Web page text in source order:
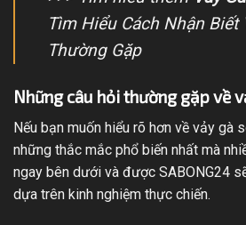
Tìm Hiểu Cách Nhận Biết
Thường Gặp
Những câu hỏi thường gặp về
Nếu bạn muốn hiểu rõ hơn về vảy gà
những thắc mắc phổ biến nhất mà
ngay bên dưới và được SABONG24
dựa trên kinh nghiệm thực chiến.